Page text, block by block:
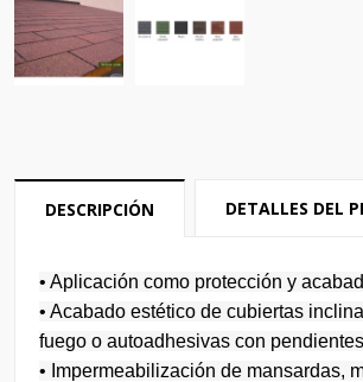
DESCRIPCIÓN DETALLES DEL
• Aplicación como protección y
• Acabado estético de cubiertas
fuego o autoadhesivas con
• Impermeabilización de mansardas,